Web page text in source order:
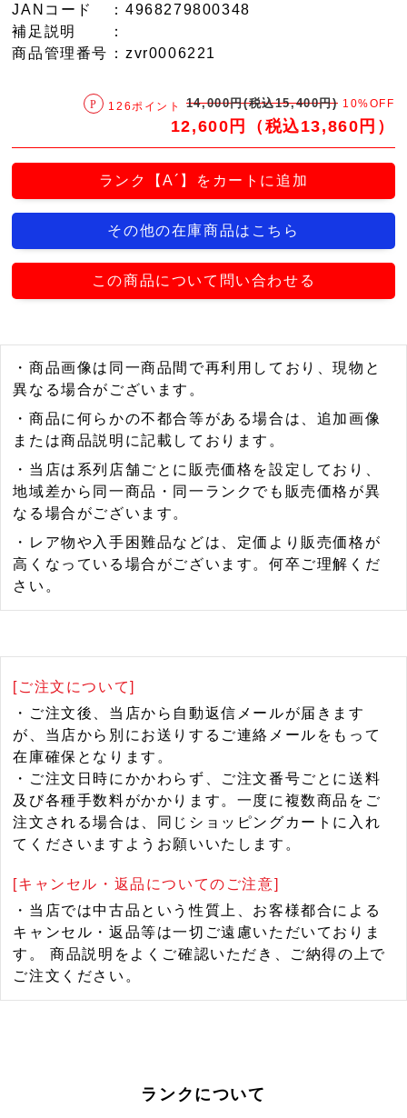
JANコード
：4968279800348
補足説明
：
商品管理番号 ：zvr0006221
126ポイント 14,000円(税込15,400円) 10%OFF
12,600円（税込13,860円）
ランク【A´】をカートに追加
その他の在庫商品はこちら
この商品について問い合わせる
・商品画像は同一商品間で再利用しており、現物と
異なる場合がございます。
・商品に何らかの不都合等がある場合は、追加画像
または商品説明に記載しております。
・当店は系列店舗ごとに販売価格を設定しており、
地域差から同一商品・同一ランクでも販売価格が異
なる場合がございます。
・レア物や入手困難品などは、定価より販売価格が
高くなっている場合がございます。何卒ご理解くだ
さい。
[ご注文について]
・ご注文後、当店から自動返信メールが届きます
が、当店から別にお送りするご連絡メールをもって
在庫確保となります。
・ご注文日時にかかわらず、ご注文番号ごとに送料
及び各種手数料がかかります。一度に複数商品をご
注文される場合は、同じショッピングカートに入れ
てくださいますようお願いいたします。
[キャンセル・返品についてのご注意]
・当店では中古品という性質上、お客様都合による
キャンセル・返品等は一切ご遠慮いただいておりま
す。 商品説明をよくご確認いただき、ご納得の上で
ご注文ください。
ランクについて